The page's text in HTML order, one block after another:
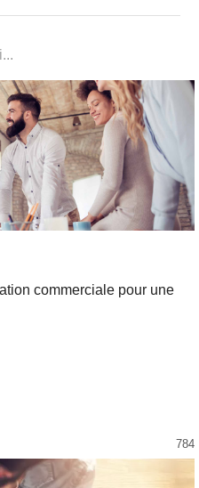
commerciale pour une
784